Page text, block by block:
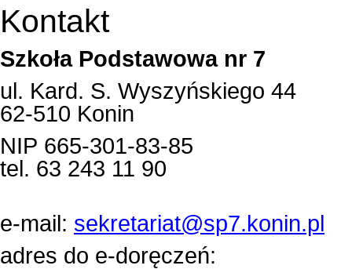
Kontakt
Szkoła Podstawowa nr 7
ul. Kard. S. Wyszyńskiego 44
62-510 Konin
NIP 665-301-83-85
tel. 63 243 11 90
e-mail: sekretariat@sp7.konin.pl
adres do e-doręczeń: